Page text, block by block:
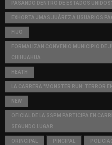
PASANDO DENTRO DE ESTADOS
EXHORTA JMAS JUÁREZ A USUARIOS
FIJO
FORMALIZAN CONVENIO MUNICIPIO DE
CHIHUAHUA
HEATH
LA CARRERA "MONSTER RUN: TERROR
NEW
OFICIAL DE LA SSPM PARTICIPA EN
SEGUNDO LUGAR
ORINCIPAL PINCIPAL